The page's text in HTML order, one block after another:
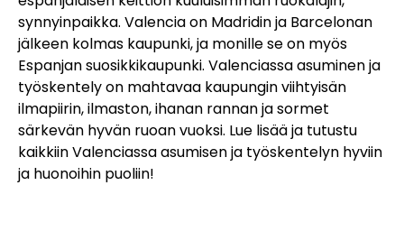
synnyinpaikka. Valencia on Madridin ja Barcelonan
jälkeen kolmas kaupunki, ja monille se on myös
Espanjan suosikkikaupunki. Valenciassa asuminen ja
työskentely on mahtavaa kaupungin viihtyisän
ilmapiirin, ilmaston, ihanan rannan ja sormet
särkevän hyvän ruoan vuoksi. Lue lisää ja tutustu
kaikkiin Valenciassa asumisen ja työskentelyn hyviin
ja huonoihin puoliin!